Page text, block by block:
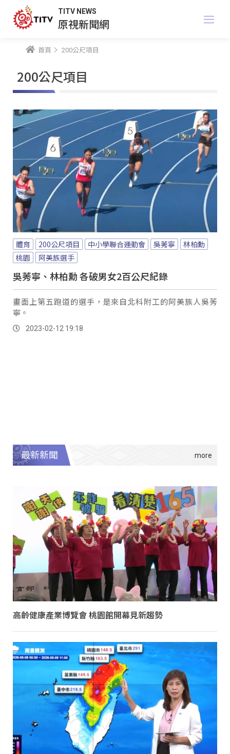
TITV NEWS
原視新聞網
首頁 200公尺項目
200公尺項目
體育 200公尺項目 中小學聯合運動會 吳莠寧
林柏勳
桃園
阿美族選手
吳莠寧、林柏勳 各破男女2百公尺紀錄
畫面上第五跑道的選手，是來自北科附工的阿美族人吳莠
寧。
2023-02-12 19:18
最新新聞
高齡健康產業博覽會 桃園館開幕見新趨勢